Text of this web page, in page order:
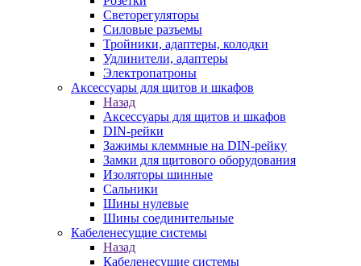
Светорегуляторы
Силовые разъемы
Тройники, адаптеры, колодки
Удлинители, адаптеры
Электропатроны
Аксессуары для щитов и шкафов
Назад
Аксессуары для щитов и шкафов
DIN-рейки
Зажимы клеммные на DIN-рейку
Замки для щитового оборудования
Изоляторы шинные
Сальники
Шины нулевые
Шины соединительные
Кабеленесущие системы
Назад
Кабеленесущие системы